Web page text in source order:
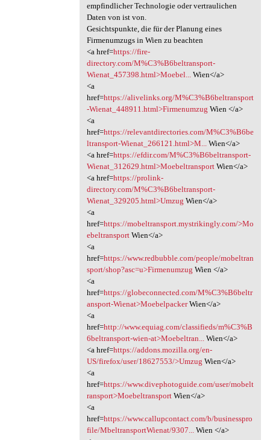
empfindlicher Technologie oder vertraulichen
Daten von ist von.
Gesichtspunkte, die für der Planung eines
Firmenumzugs in Wien zu beachten
<a href=https://fire-
directory.com/M%C3%B6beltransport-
Wienat_457398.html>Moebel...Wien</a>
<a
href=https://alivelinks.org/M%C3%B6beltransport
-Wienat_448911.html>Firmenumzug Wien </a>
<a
href=https://relevantdirectories.com/M%C3%B6be
ltransport-Wienat_266121.html>M...Wien</a>
<a href=https://efdir.com/M%C3%B6beltransport-
Wienat_312629.html>MoebeltransportWien</a>
<a href=https://prolink-
directory.com/M%C3%B6beltransport-
Wienat_329205.html>Umzug Wien</a>
<a
href=https://mobeltransport.mystrikingly.com/>Mo
ebeltransportWien</a>
<a
href=https://www.redbubble.com/people/mobeltran
sport/shop?asc=u>Firmenumzug Wien </a>
<a
href=https://globeconnected.com/M%C3%B6beltr
ansport-Wienat>MoebelpackerWien</a>
<a
href=http://www.equiag.com/classifieds/m%C3%B
6beltransport-wien-at>Moebeltran...Wien</a>
<a href=https://addons.mozilla.org/en-
US/firefox/user/18627553/>Umzug Wien</a>
<a
href=https://www.divephotoguide.com/user/mobelt
ransport>MoebeltransportWien</a>
<a
href=https://www.callupcontact.com/b/businesspro
file/MbeltransportWienat/9307...Wien </a>